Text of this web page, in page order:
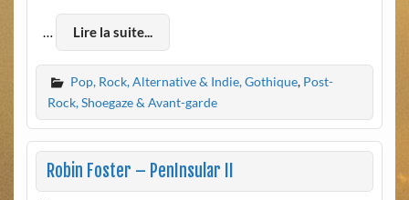
… Lire la suite...
Pop, Rock, Alternative & Indie, Gothique, Post-
Rock, Shoegaze & Avant-garde
Robin Foster – PenInsular II